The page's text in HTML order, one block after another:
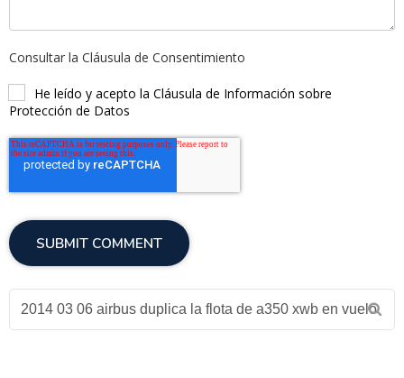
Consultar la Cláusula de Consentimiento
He leído y acepto la Cláusula de Información sobre
Protección de Datos